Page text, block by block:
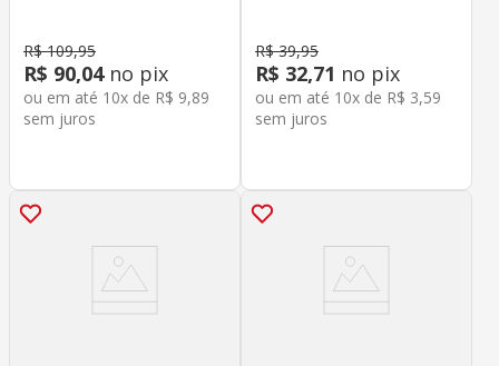
R$ 109,95
R$ 90,04no pix
ou em até 10x de R$ 9,89
sem juros
R$ 39,95
R$ 32,71 no pix
ou em até 10x de R$ 3,59
sem juros